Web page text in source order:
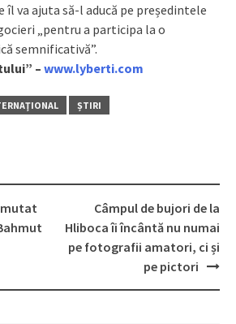
îl va ajuta să-l aducă pe președintele
„pentru a participa la o
semnificativă”.
– www.lyberti.com
ȘTIRI
mutat
Câmpul de bujori de la
Hliboca îi încântă nu numai
pe fotografii amatori, ci și
pe pictori